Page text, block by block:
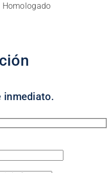
Homologado
inmediato.